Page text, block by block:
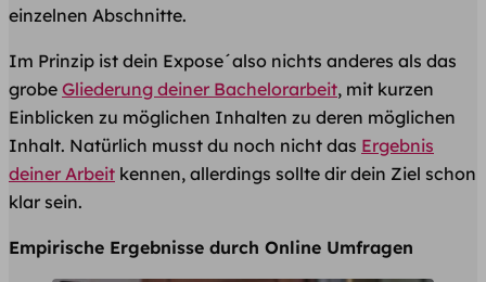
einzelnen Abschnitte.
Im Prinzip ist dein Expose´also nichts anderes als das
grobe Gliederung deiner Bachelorarbeit, mit kurzen
Einblicken zu möglichen Inhalten zu deren möglichen
Inhalt. Natürlich musst du noch nicht das Ergebnis
deiner Arbeit kennen, allerdings sollte dir dein Ziel schon
klar sein.
Empirische Ergebnisse durch Online Umfragen